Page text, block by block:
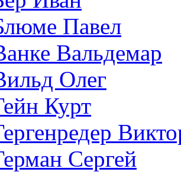
Павел
Вальдемар
Олег
Курт
Сергей